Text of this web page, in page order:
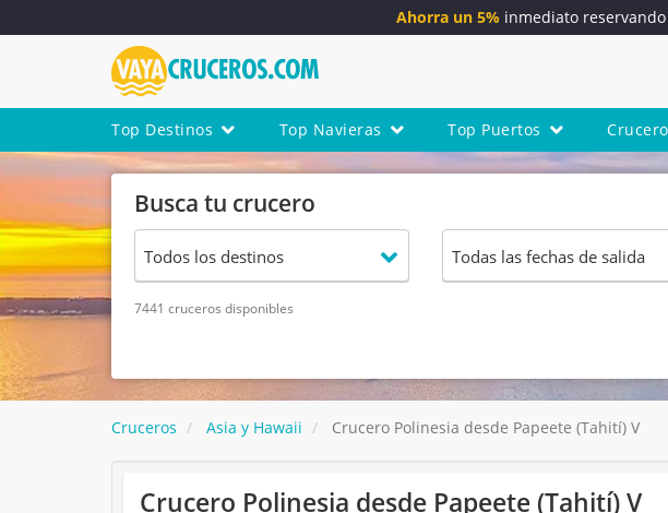
Ahorra un 5% inmediato
Top Destinos Top Navieras Top Puertos
Busca tu crucero
7441 cruceros disponibles
Cruceros Asia y Hawaii Crucero Polinesia desde Papeete (Tahití) V
Crucero Polinesia desde Papeete (Tahití) V